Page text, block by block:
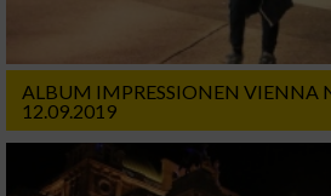
ALBUM IMPRESSIONEN VIENNA
12.09.2019